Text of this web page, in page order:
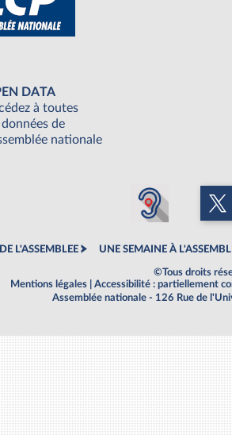
DATA
à toutes
données de
nationale
L'ASSEMBLEE UNE SEMAINE À
©Tous droits
Mentions légales
Accessibilité : partiellement
Assemblée nationale - 126 Rue de